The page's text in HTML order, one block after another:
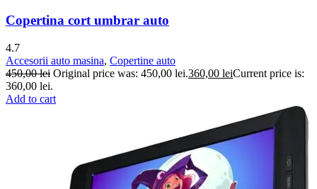
Copertina cort umbrar auto
4.7
Accesorii auto masina, Copertine auto
450,00lei Original price was: 450,00 lei.360,00 leiCurrent price is:
360,00 lei.
Add to cart